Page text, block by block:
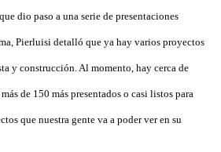
dio paso a una serie de presentaciones
Pierluisi detalló que ya hay varios proyectos
y construcción. Al momento, hay cerca de
de 150 más presentados o casi listos para
que nuestra gente va a poder ver en su